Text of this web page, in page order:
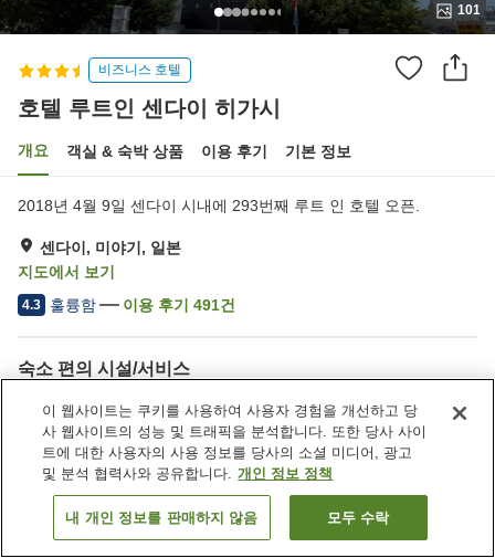
101
비즈니스 호텔
호텔 루트인 센다이 히가시
개요 객실 & 숙박 상품 이용 후기 기본 정보
2018년 4월 9일 센다이 시내에 293번째 루트 인 호텔 오픈.
센다이, 미야기, 일본
지도에서 보기
4.3 훌륭함 이용 후기 491건
숙소 편의 시설/서비스
주차장
스파 / 미용실
레스토랑
자동판매기
일본 미야기 센다이 호텔 루트인 센다이 히가시
객실 보기
이 웹사이트는 쿠키를 사용하여 사용자 경험을 개선하고 당
사 웹사이트의 성능 및 트래픽을 분석합니다. 또한 당사 사이
트에 대한 사용자의 사용 정보를 당사의 소셜 미디어, 광고
및 분석 협력사와 공유합니다. 개인 정보 정책
내 개인 정보를 판매하지 않음 모두 수락